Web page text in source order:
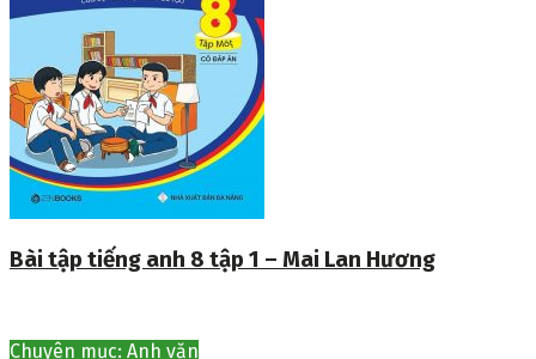
Bài tập tiếng anh 8 tập 1 – Mai Lan Hương
Chuyên mục: Anh văn